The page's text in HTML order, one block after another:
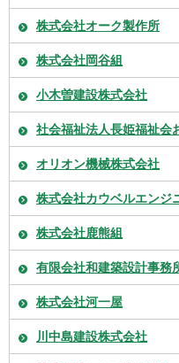
株式会社オーク製作所
株式会社岡谷組
小木曽建設株式会社
社会福祉法人長姫福祉会
オリオン機械株式会社
株式会社カウベルエンジ
株式会社鹿熊組
有限会社和建築設計事務
株式会社河一屋
川中島建設株式会社